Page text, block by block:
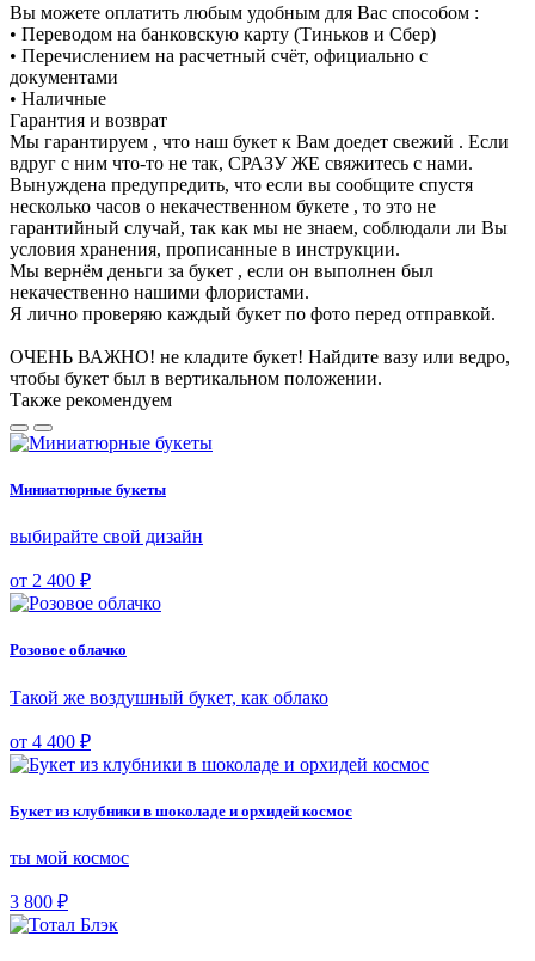
Вы можете оплатить любым удобным для Вас способом :
• Переводом на банковскую карту (Тиньков и Сбер)
• Перечислением на расчетный счёт, официально с
документами
• Наличные
Гарантия и возврат
Мы гарантируем , что наш букет к Вам доедет свежий . Если
вдруг с ним что-то не так, СРАЗУ ЖЕ свяжитесь с нами.
Вынуждена предупредить, что если вы сообщите спустя
несколько часов о некачественном букете , то это не
гарантийный случай, так как мы не знаем, соблюдали ли Вы
условия хранения, прописанные в инструкции.
Мы вернём деньги за букет , если он выполнен был
некачественно нашими флористами.
Я лично проверяю каждый букет по фото перед отправкой.
ОЧЕНЬ ВАЖНО! не кладите букет! Найдите вазу или ведро,
чтобы букет был в вертикальном положении.
Также рекомендуем
Миниатюрные букеты
выбирайте свой дизайн
от 2 400 ₽
Розовое облачко
Такой же воздушный букет, как облако
от 4 400 ₽
Букет из клубники в шоколаде и орхидей космос
ты мой космос
3 800 ₽